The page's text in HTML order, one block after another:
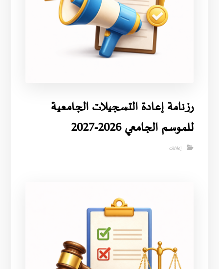
رزنامة إعادة التسجيلات الجامعية
للموسم الجامعي 2026-2027
إعلانات